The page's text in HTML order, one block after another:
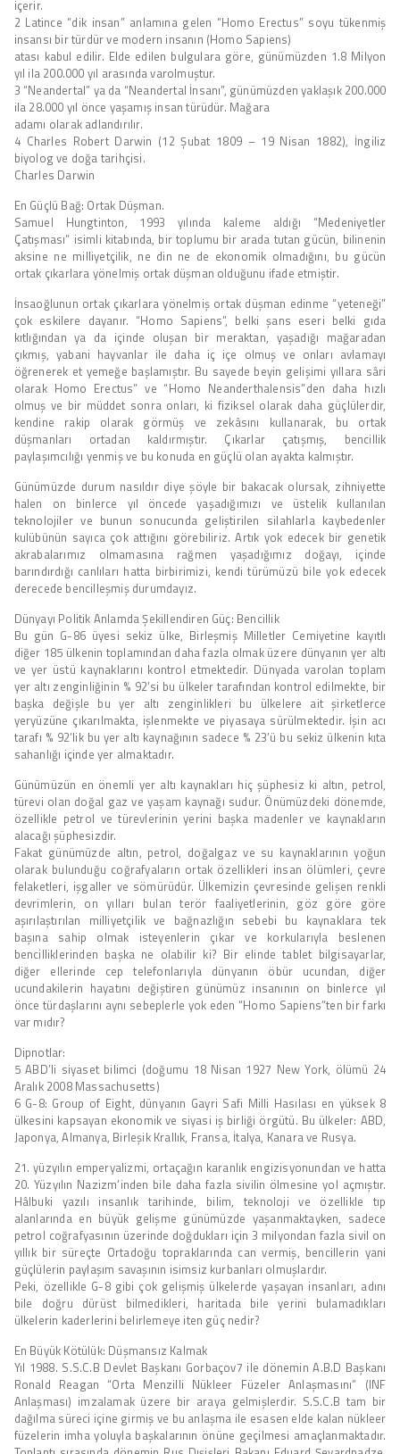
içerir.
2 Latince “dik insan” anlamına gelen “Homo Erectus” soyu tükenmiş
insansı bir türdür ve modern insanın (Homo Sapiens)
atası kabul edilir. Elde edilen bulgulara göre, günümüzden 1.8 Milyon
yıl ila 200.000 yıl arasında varolmuştur.
3 “Neandertal” ya da “Neandertal İnsanı”, günümüzden yaklaşık 200.000
ila 28.000 yıl önce yaşamış insan türüdür. Mağara
adamı olarak adlandırılır.
4 Charles Robert Darwin (12 Şubat 1809 – 19 Nisan 1882), İngiliz
biyolog ve doğa tarihçisi.
Charles Darwin
En Güçlü Bağ: Ortak Düşman.
Samuel Hungtinton, 1993 yılında kaleme aldığı “Medeniyetler
Çatışması” isimli kitabında, bir toplumu bir arada tutan gücün, bilinenin
aksine ne milliyetçilik, ne din ne de ekonomik olmadığını, bu gücün
ortak çıkarlara yönelmiş ortak düşman olduğunu ifade etmiştir.
İnsaoğlunun ortak çıkarlara yönelmiş ortak düşman edinme “yeteneği”
çok eskilere dayanır. “Homo Sapiens”, belki şans eseri belki gıda
kıtlığından ya da içinde oluşan bir meraktan, yaşadığı mağaradan
çıkmış, yabani hayvanlar ile daha iç içe olmuş ve onları avlamayı
öğrenerek et yemeğe başlamıştır. Bu sayede beyin gelişimi yıllara sâri
olarak Homo Erectus” ve “Homo Neanderthalensis”den daha hızlı
olmuş ve bir müddet sonra onları, ki fiziksel olarak daha güçlülerdir,
kendine rakip olarak görmüş ve zekâsını kullanarak, bu ortak
düşmanları ortadan kaldırmıştır. Çıkarlar çatışmış, bencillik
paylaşımcılığı yenmiş ve bu konuda en güçlü olan ayakta kalmıştır.
Günümüzde durum nasıldır diye şöyle bir bakacak olursak, zihniyette
halen on binlerce yıl öncede yaşadığımızı ve üstelik kullanılan
teknolojiler ve bunun sonucunda geliştirilen silahlarla kaybedenler
kulübünün sayıca çok attığını görebiliriz. Artık yok edecek bir genetik
akrabalarımız olmamasına rağmen yaşadığımız doğayı, içinde
barındırdığı canlıları hatta birbirimizi, kendi türümüzü bile yok edecek
derecede bencilleşmiş durumdayız.
Dünyayı Politik Anlamda Şekillendiren Güç: Bencillik
Bu gün G-86 üyesi sekiz ülke, Birleşmiş Milletler Cemiyetine kayıtlı
diğer 185 ülkenin toplamından daha fazla olmak üzere dünyanın yer altı
ve yer üstü kaynaklarını kontrol etmektedir. Dünyada varolan toplam
yer altı zenginliğinin % 92’si bu ülkeler tarafından kontrol edilmekte, bir
başka değişle bu yer altı zenginlikleri bu ülkelere ait şirketlerce
yeryüzüne çıkarılmakta, işlenmekte ve piyasaya sürülmektedir. İşin acı
tarafı % 92’lik bu yer altı kaynağının sadece % 23’ü bu sekiz ülkenin kıta
sahanlığı içinde yer almaktadır.
Günümüzün en önemli yer altı kaynakları hiç şüphesiz ki altın, petrol,
türevi olan doğal gaz ve yaşam kaynağı sudur. Önümüzdeki dönemde,
özellikle petrol ve türevlerinin yerini başka madenler ve kaynakların
alacağı şüphesizdir.
Fakat günümüzde altın, petrol, doğalgaz ve su kaynaklarının yoğun
olarak bulunduğu coğrafyaların ortak özellikleri insan ölümleri, çevre
felaketleri, işgaller ve sömürüdür. Ülkemizin çevresinde gelişen renkli
devrimlerin, on yılları bulan terör faaliyetlerinin, göz göre göre
aşırılaştırılan milliyetçilik ve bağnazlığın sebebi bu kaynaklara tek
başına sahip olmak isteyenlerin çıkar ve korkularıyla beslenen
bencilliklerinden başka ne olabilir ki? Bir elinde tablet bilgisayarlar,
diğer ellerinde cep telefonlarıyla dünyanın öbür ucundan, diğer
ucundakilerin hayatını değiştiren günümüz insanının on binlerce yıl
önce türdaşlarını aynı sebeplerle yok eden “Homo Sapiens”ten bir farkı
var mıdır?
Dipnotlar:
5 ABD’li siyaset bilimci (doğumu 18 Nisan 1927 New York, ölümü 24
Aralık 2008 Massachusetts)
6 G-8: Group of Eight, dünyanın Gayri Safi Milli Hasılası en yüksek 8
ülkesini kapsayan ekonomik ve siyasi iş birliği örgütü. Bu ülkeler: ABD,
Japonya, Almanya, Birleşik Krallık, Fransa, İtalya, Kanara ve Rusya.
21. yüzyılın emperyalizmi, ortaçağın karanlık engizisyonundan ve hatta
20. Yüzyılın Nazizm’inden bile daha fazla sivilin ölmesine yol açmıştır.
Hâlbuki yazılı insanlık tarihinde, bilim, teknoloji ve özellikle tıp
alanlarında en büyük gelişme günümüzde yaşanmaktayken, sadece
petrol coğrafyasının üzerinde doğdukları için 3 milyondan fazla sivil on
yıllık bir süreçte Ortadoğu topraklarında can vermiş, bencillerin yani
güçlülerin paylaşım savaşının isimsiz kurbanları olmuşlardır.
Peki, özellikle G-8 gibi çok gelişmiş ülkelerde yaşayan insanları, adını
bile doğru dürüst bilmedikleri, haritada bile yerini bulamadıkları
ülkelerin kaderlerini belirlemeye iten güç nedir?
En Büyük Kötülük: Düşmansız Kalmak
Yıl 1988. S.S.C.B Devlet Başkanı Gorbaçov7 ile dönemin A.B.D Başkanı
Ronald Reagan “Orta Menzilli Nükleer Füzeler Anlaşmasını” (INF
Anlaşması) imzalamak üzere bir araya gelmişlerdir. S.S.C.B tam bir
dağılma süreci içine girmiş ve bu anlaşma ile esasen elde kalan nükleer
füzelerin imha yoluyla başkalarının önüne geçilmesi amaçlanmaktadır.